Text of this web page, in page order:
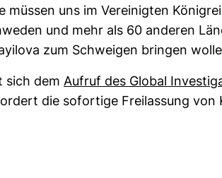
uns im Ver­ei­nigten
und mehr als 60 anderen
zum Schweigen bringen
sich dem Aufruf des Global
die sofor­tige Frei­las­sung von